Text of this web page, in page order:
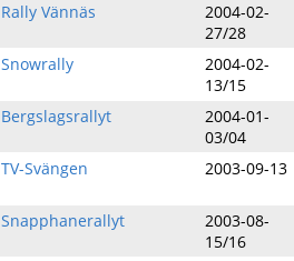
Rally Vännäs
2004-02-
27/28
Snowrally
2004-02-
13/15
Bergslagsrallyt
2004-01-
03/04
TV-Svängen 2003-09-13
Snapphanerallyt
2003-08-
15/16